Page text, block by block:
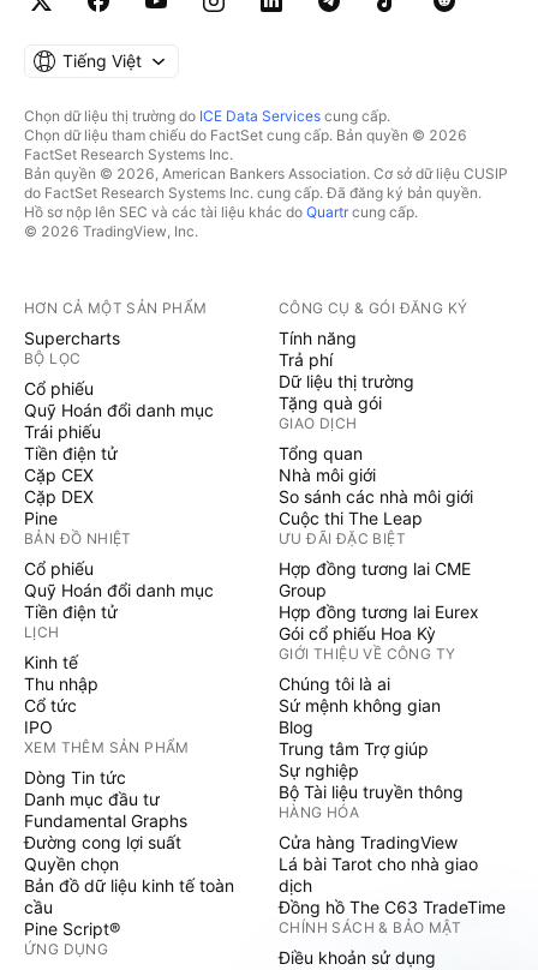
Tiếng Việt
Chọn dữ liệu thị trường do ICE Data Services cung cấp.
Chọn dữ liệu tham chiếu do FactSet cung cấp. Bản quyền © 2026
FactSet Research Systems Inc.
Bản quyền © 2026, American Bankers Association. Cơ sở dữ liệu CUSIP
do FactSet Research Systems Inc. cung cấp. Đã đăng ký bản quyền.
Hồ sơ nộp lên SEC và các tài liệu khác do Quartrcung cấp.
© 2026 TradingView, Inc.
HƠN CẢ MỘT SẢN PHẨM
Supercharts
BỘ LỌC
Cổ phiếu
Quỹ Hoán đổi danh mục
Trái phiếu
Tiền điện tử
Cặp CEX
Cặp DEX
Pine
BẢN ĐỒ NHIỆT
Cổ phiếu
Quỹ Hoán đổi danh mục
Tiền điện tử
LỊCH
Kinh tế
Thu nhập
Cổ tức
IPO
XEM THÊM SẢN PHẨM
Dòng Tin tức
Danh mục đầu tư
Fundamental Graphs
Đường cong lợi suất
Quyền chọn
Bản đồ dữ liệu kinh tế toàn
cầu
Pine Script®
ỨNG DỤNG
CÔNG CỤ & GÓI ĐĂNG KÝ
Tính năng
Trả phí
Dữ liệu thị trường
Tặng quà gói
GIAO DỊCH
Tổng quan
Nhà môi giới
So sánh các nhà môi giới
Cuộc thi The Leap
ƯU ĐÃI ĐẶC BIỆT
Hợp đồng tương lai CME
Group
Hợp đồng tương lai Eurex
Gói cổ phiếu Hoa Kỳ
GIỚI THIỆU VỀ CÔNG TY
Chúng tôi là ai
Sứ mệnh không gian
Blog
Trung tâm Trợ giúp
Sự nghiệp
Bộ Tài liệu truyền thông
HÀNG HÓA
Cửa hàng TradingView
Lá bài Tarot cho nhà giao
dịch
Đồng hồ The C63 TradeTime
CHÍNH SÁCH & BẢO MẬT
Điều khoản sử dụng